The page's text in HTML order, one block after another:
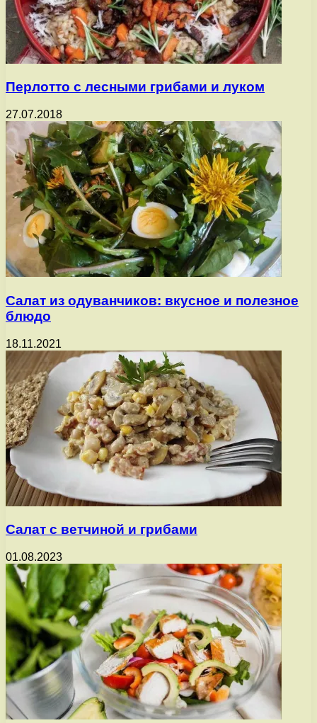
Перлотто с лесными грибами и луком
27.07.2018
Салат из одуванчиков: вкусное и полезное
блюдо
18.11.2021
Салат с ветчиной и грибами
01.08.2023